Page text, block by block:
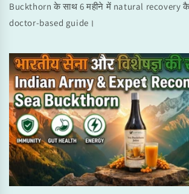
Buckthorn के साथ 6 महीने में natural recovery
doctor-based guide।